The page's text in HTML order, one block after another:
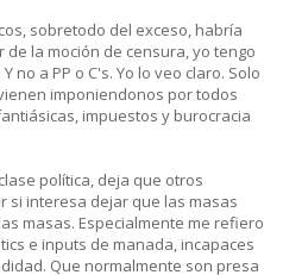
sobretodo del exceso, habría
la moción de censura, yo tengo
no a PP o C's. Yo lo veo claro. Solo
imponiendonos por todos
impuestos y burocracia
política, deja que otros
si interesa dejar que las masas
masas. Especialmente me refiero
e inputs de manada, incapaces
Que normalmente son presa